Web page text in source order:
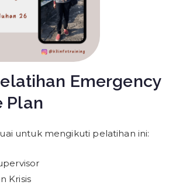
Emergency
Plan
untuk mengikuti pelatihan ini:
Krisis